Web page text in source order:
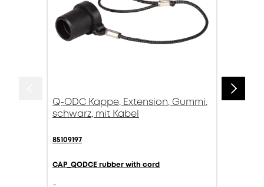
Q-ODC Kappe, Extension, Gummi,
schwarz, mit Kabel
85109197
CAP_QODCE rubber with cord